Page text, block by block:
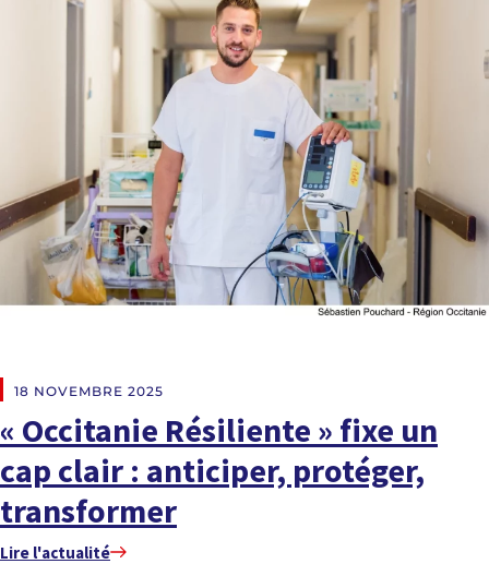
18 NOVEMBRE 2025
« Occitanie Résiliente » fixe un
cap clair : anticiper, protéger,
transformer
Lire l'actualité